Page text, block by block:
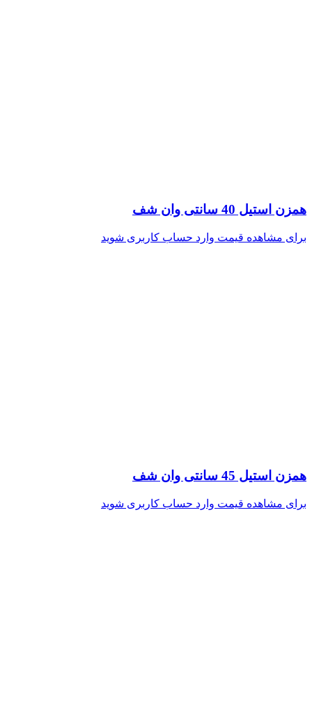
همزن استیل 40 سانتی وان شف
برای مشاهده قیمت وارد حساب کاربری شوید
همزن استیل 45 سانتی وان شف
برای مشاهده قیمت وارد حساب کاربری شوید